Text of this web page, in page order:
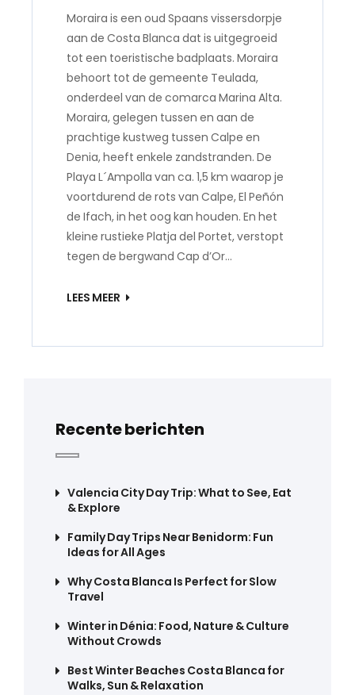
Moraira is een oud Spaans vissersdorpje
aan de Costa Blanca dat is uitgegroeid
tot een toeristische badplaats. Moraira
behoort tot de gemeente Teulada,
onderdeel van de comarca Marina Alta.
Moraira, gelegen tussen en aan de
prachtige kustweg tussen Calpe en
Denia, heeft enkele zandstranden. De
Playa L´Ampolla van ca. 1,5 km waarop je
voortdurend de rots van Calpe, El Peñón
de Ifach, in het oog kan houden. En het
kleine rustieke Platja del Portet, verstopt
tegen de bergwand Cap d’Or…
LEES MEER
Recente berichten
Valencia City Day Trip: What to See, Eat
& Explore
Family Day Trips Near Benidorm: Fun
Ideas for All Ages
Why Costa Blanca Is Perfect for Slow
Travel
Winter in Dénia: Food, Nature & Culture
Without Crowds
Best Winter Beaches Costa Blanca for
Walks, Sun & Relaxation